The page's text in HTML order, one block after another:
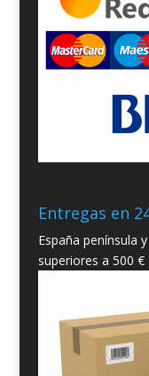
Entregas en
España península
superiores a 500 €